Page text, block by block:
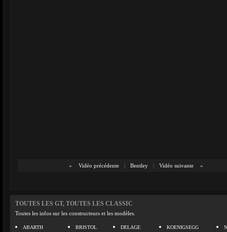
« Vidéo précédente | Bentley | Vidéo suivante »
TOUTES LES GT, TOUTES LES CLASSIC
Toutes les infos sur les constructeurs et les modèles.
ABARTH
BRISTOL
DELAGE
KOENIGSEGG